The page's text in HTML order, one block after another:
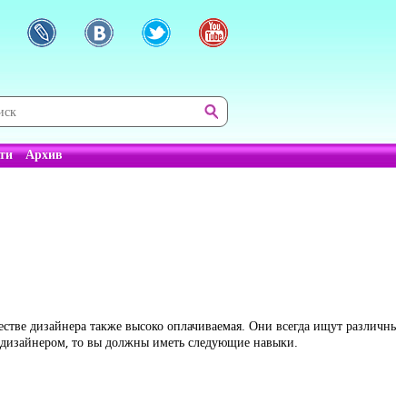
Архив
дизайнера также высоко оплачиваемая. Они всегда ищут
то вы должны иметь следующие навыки.